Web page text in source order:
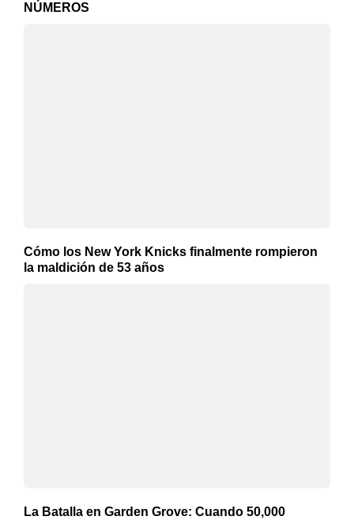
NÚMEROS
Cómo los New York Knicks finalmente rompieron
la maldición de 53 años
La Batalla en Garden Grove: Cuando 50,000